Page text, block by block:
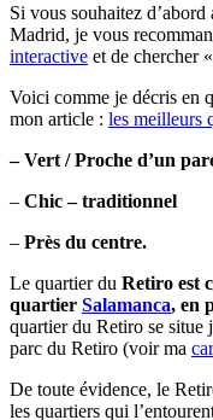
Si vous souhaitez
Madrid, je vous
interactive et de chercher
Voici comme je décris en
mon article : les meilleurs
– Vert / Proche d’un
– Chic – traditionnel
– Près du centre.
Le quartier du Retiro est
quartier Salamanca, en
quartier du Retiro se situe
parc du Retiro (voir ma
De toute évidence, le
les quartiers qui